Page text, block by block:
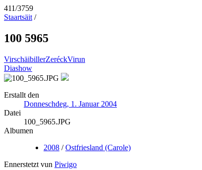
411/3759
Staartsäit /
100 5965
VirschäibillerZeréckVirun
Diashow
Erstallt den
Donneschdeg, 1. Januar 2004
Datei
100_5965.JPG
Albumen
2008 /Ostfriesland (Carole)
Ennerstetzt vun Piwigo